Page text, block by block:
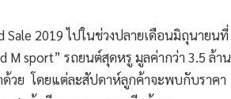
2019 ไปในช่วงปลายเดือนมิถุนายนที่
M sport” รถยนต์สุดหรู มูลค่ากว่า 3.5 ล้าน
วย โดยแต่ละสัปดาห์ลูกค้าจะพบกับราคา